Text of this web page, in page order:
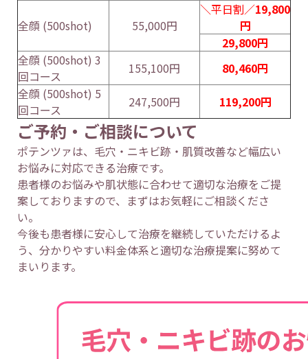
全顔 (500shot) 55,000円
＼平日割／19,800
円
29,800円
全顔 (500shot) 3
回コース
155,100円
80,460円
全顔 (500shot) 5
回コース
247,500円 119,200円
ご予約・ご相談について
ポテンツァは、毛穴・ニキビ跡・肌質改善など幅広い
お悩みに対応できる治療です。
患者様のお悩みや肌状態に合わせて適切な治療をご提
案しておりますので、まずはお気軽にご相談くださ
い。
今後も患者様に安心して治療を継続していただけるよ
う、分かりやすい料金体系と適切な治療提案に努めて
まいります。